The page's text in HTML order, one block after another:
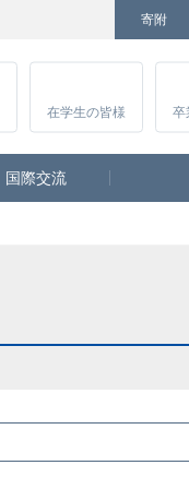
寄附
Instagram
在学生の皆様 卒
国際交流